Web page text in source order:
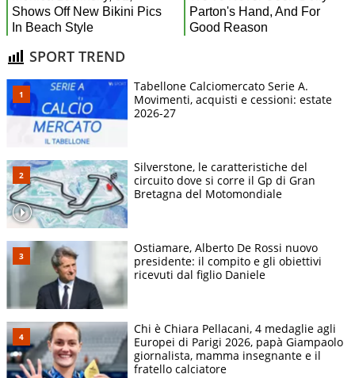
SPORT TREND
Tabellone Calciomercato Serie A.
Movimenti, acquisti e cessioni: estate
2026-27
Silverstone, le caratteristiche del
circuito dove si corre il Gp di Gran
Bretagna del Motomondiale
Ostiamare, Alberto De Rossi nuovo
presidente: il compito e gli obiettivi
ricevuti dal figlio Daniele
Chi è Chiara Pellacani, 4 medaglie agli
Europei di Parigi 2026, papà Giampaolo
giornalista, mamma insegnante e il
fratello calciatore